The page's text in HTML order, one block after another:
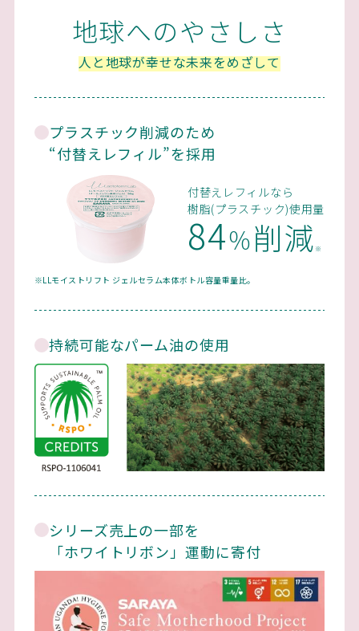
地球へのやさしさ
人と地球が幸せな未来をめざして
プラスチック削減のため
“付替えレフィル”を採用
付替えレフィルなら
樹脂(プラスチック)使用量
84％削減 ※
※LLモイストリフト ジェルセラム本体ボトル容量重量比。
持続可能なパーム油の使用
シリーズ売上の一部を
「ホワイトリボン」運動に寄付